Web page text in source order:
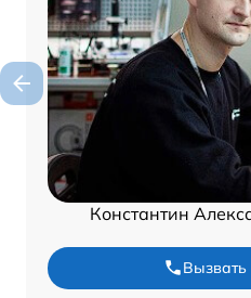
Константин
Вызвать